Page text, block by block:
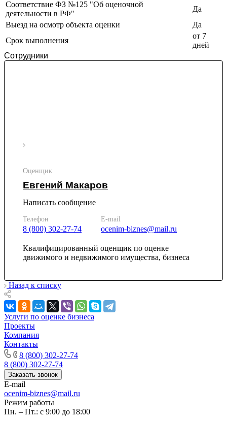
Соответствие ФЗ №125 "Об оценочной
деятельности в РФ"
Да
Выезд на осмотр объекта оценки
Да
Срок выполнения
от 7
дней
Сотрудники
Оценщик
Евгений Макаров
Написать сообщение
Телефон
8 (800) 302-27-74
E-mail
ocenim-biznes@mail.ru
Квалифицированный оценщик по оценке
движимого и недвижимого имущества, бизнеса
Назад к списку
Услуги по оценке бизнеса
Проекты
Компания
Контакты
8 (800) 302-27-74
8 (800) 302-27-74
Заказать звонок
E-mail
ocenim-biznes@mail.ru
Режим работы
Пн. – Пт.: с 9:00 до 18:00
Изобильный
Ипатово
Иркутск
Искитим
Камбарка
Каменск-Уральский
Каменск-Шахтинский
Камышин
Камышлов
Карачев
Касли
Каспийск
Кашира
Кемерово
Керчь
Кизляр
Кимры
Кингисепп
Кинель
Кинешма
Киржач
Кириши